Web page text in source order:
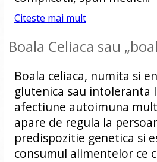
Citeste mai mult
Boala Celiaca sau
Boala celiaca, numita si
glutenica sau intoleranta
afectiune autoimuna
apare de regula la
predispozitie genetica si
consumul alimentelor ce